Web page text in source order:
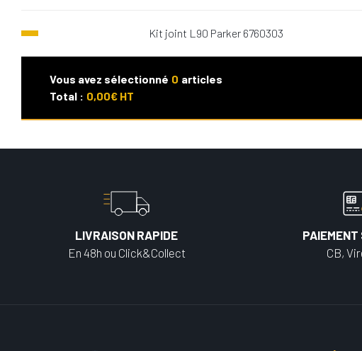
Kit joint L90 Parker 6760303
Vous avez sélectionné 0 articles
Total : 0,00€ HT
LIVRAISON RAPIDE
En 48h ou Click&Collect
PAIEMENT
CB,